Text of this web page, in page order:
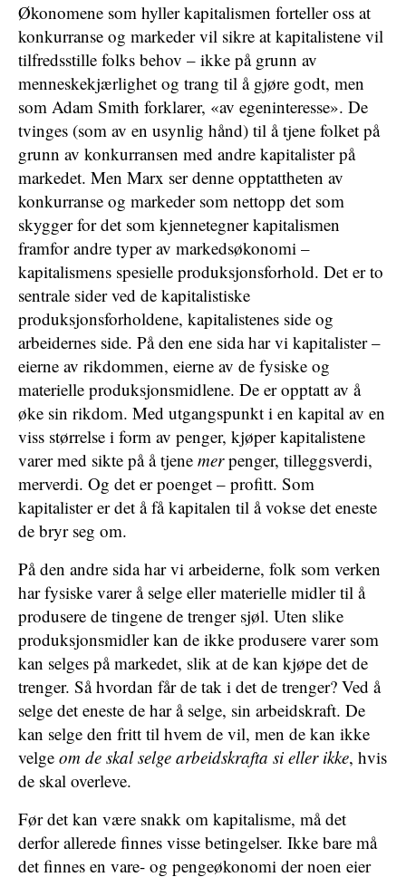
Økonomene som hyller kapitalismen forteller oss at
konkurranse og markeder vil sikre at kapitalistene vil
tilfredsstille folks behov – ikke på grunn av
menneskekjærlighet og trang til å gjøre godt, men
som Adam Smith forklarer, «av egeninteresse». De
tvinges (som av en usynlig hånd) til å tjene folket på
grunn av konkurransen med andre kapitalister på
markedet. Men Marx ser denne opptattheten av
konkurranse og markeder som nettopp det som
skygger for det som kjennetegner kapitalismen
framfor andre typer av markedsøkonomi –
kapitalismens spesielle produksjonsforhold. Det er to
sentrale sider ved de kapitalistiske
produksjonsforholdene, kapitalistenes side og
arbeidernes side. På den ene sida har vi kapitalister –
eierne av rikdommen, eierne av de fysiske og
materielle produksjonsmidlene. De er opptatt av å
øke sin rikdom. Med utgangspunkt i en kapital av en
viss størrelse i form av penger, kjøper kapitalistene
varer med sikte på å tjene merpenger, tilleggsverdi,
merverdi. Og det er poenget – profitt. Som
kapitalister er det å få kapitalen til å vokse det eneste
de bryr seg om.
På den andre sida har vi arbeiderne, folk som verken
har fysiske varer å selge eller materielle midler til å
produsere de tingene de trenger sjøl. Uten slike
produksjonsmidler kan de ikke produsere varer som
kan selges på markedet, slik at de kan kjøpe det de
trenger. Så hvordan får de tak i det de trenger? Ved å
selge det eneste de har å selge, sin arbeidskraft. De
kan selge den fritt til hvem de vil, men de kan ikke
velge om de skal selge arbeidskrafta si eller ikke, hvis
de skal overleve.
Før det kan være snakk om kapitalisme, må det
derfor allerede finnes visse betingelser. Ikke bare må
det finnes en vare- og pengeøkonomi der noen eier